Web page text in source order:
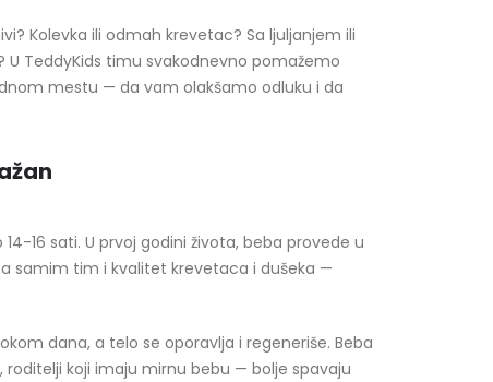
Kolevka ili odmah krevetac? Sa ljuljanjem ili
U TeddyKids timu svakodnevno pomažemo
mestu — da vam olakšamo odluku i da
16 sati. U prvoj godini života, beba provede u
samim tim i kvalitet krevetaca i dušeka —
dana, a telo se oporavlja i regeneriše. Beba
roditelji koji imaju mirnu bebu — bolje spavaju